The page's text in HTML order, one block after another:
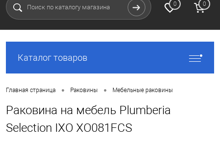
0 0
Каталог товаров
Главная страница • Раковины • Мебельные раковины
Раковина на мебель Plumberia
Selection IXO XO081FCS